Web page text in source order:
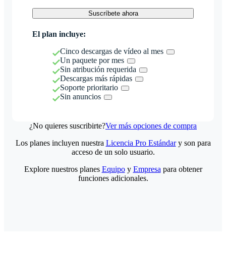
Suscríbete ahora
El plan incluye:
Cinco descargas de vídeo al mes
Un paquete por mes
Sin atribución requerida
Descargas más rápidas
Soporte prioritario
Sin anuncios
¿No quieres suscribirte?Ver más opciones de compra
Los planes incluyen nuestra Licencia Pro Estándary son para
acceso de un solo usuario.
Explore nuestros planes Equipoy Empresa para obtener
funciones adicionales.